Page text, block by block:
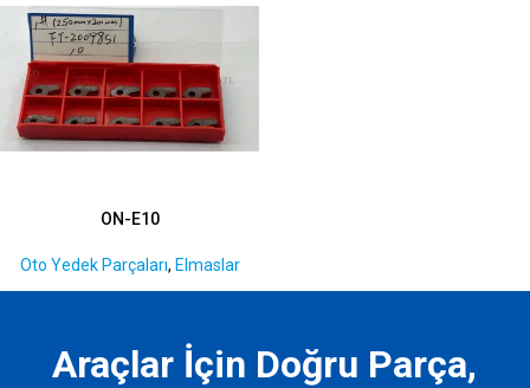
ON-E10
Oto Yedek Parçaları, Elmaslar
Araçlar İçin Doğru Parça,